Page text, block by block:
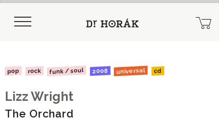
pop rock funk / soul 2008 universal cd
Lizz Wright
The Orchard